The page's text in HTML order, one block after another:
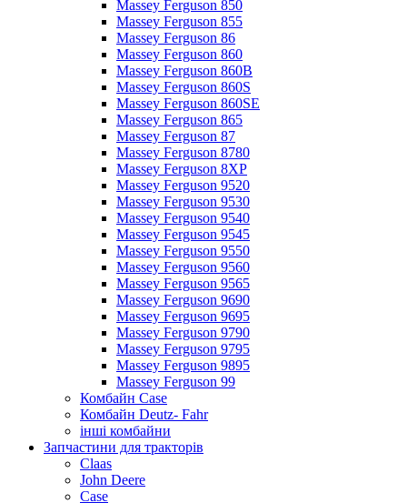
Massey Ferguson 850
Massey Ferguson 855
Massey Ferguson 86
Massey Ferguson 860
Massey Ferguson 860B
Massey Ferguson 860S
Massey Ferguson 860SE
Massey Ferguson 865
Massey Ferguson 87
Massey Ferguson 8780
Massey Ferguson 8XP
Massey Ferguson 9520
Massey Ferguson 9530
Massey Ferguson 9540
Massey Ferguson 9545
Massey Ferguson 9550
Massey Ferguson 9560
Massey Ferguson 9565
Massey Ferguson 9690
Massey Ferguson 9695
Massey Ferguson 9790
Massey Ferguson 9795
Massey Ferguson 9895
Massey Ferguson 99
Комбайн Case
Комбайн Deutz- Fahr
інші комбайни
Запчастини для тракторів
Claas
John Deere
Case